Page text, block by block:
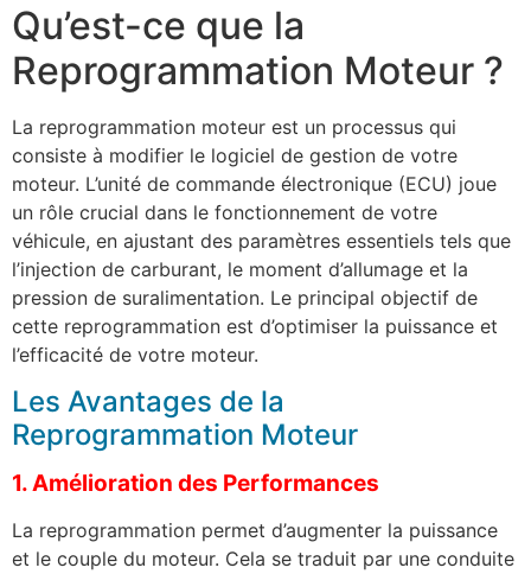
Qu’est-ce que la
Reprogrammation Moteur ?
La reprogrammation moteur est un processus qui
consiste à modifier le logiciel de gestion de votre
moteur. L’unité de commande électronique (ECU) joue
un rôle crucial dans le fonctionnement de votre
véhicule, en ajustant des paramètres essentiels tels que
l’injection de carburant, le moment d’allumage et la
pression de suralimentation. Le principal objectif de
cette reprogrammation est d’optimiser la puissance et
l’efficacité de votre moteur.
Les Avantages de la
Reprogrammation Moteur
1. Amélioration des Performances
La reprogrammation permet d’augmenter la puissance
et le couple du moteur. Cela se traduit par une conduite